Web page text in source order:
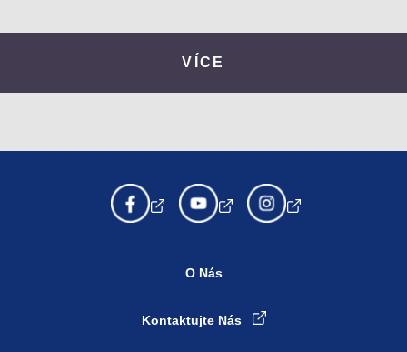
VÍCE
O Nás
Kontaktujte Nás